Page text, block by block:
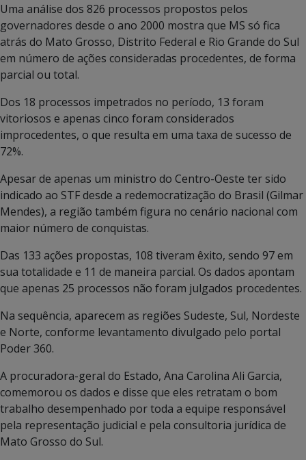
Uma análise dos 826 processos propostos pelos
governadores desde o ano 2000 mostra que MS só fica
atrás do Mato Grosso, Distrito Federal e Rio Grande do Sul
em número de ações consideradas procedentes, de forma
parcial ou total.
Dos 18 processos impetrados no período, 13 foram
vitoriosos e apenas cinco foram considerados
improcedentes, o que resulta em uma taxa de sucesso de
72%.
Apesar de apenas um ministro do Centro-Oeste ter sido
indicado ao STF desde a redemocratização do Brasil (Gilmar
Mendes), a região também figura no cenário nacional com
maior número de conquistas.
Das 133 ações propostas, 108 tiveram êxito, sendo 97 em
sua totalidade e 11 de maneira parcial. Os dados apontam
que apenas 25 processos não foram julgados procedentes.
Na sequência, aparecem as regiões Sudeste, Sul, Nordeste
e Norte, conforme levantamento divulgado pelo portal
Poder 360.
A procuradora-geral do Estado, Ana Carolina Ali Garcia,
comemorou os dados e disse que eles retratam o bom
trabalho desempenhado por toda a equipe responsável
pela representação judicial e pela consultoria jurídica de
Mato Grosso do Sul.